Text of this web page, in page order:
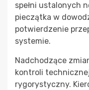
spełni ustalonych
pieczątka w
potwierdzenie
systemie.
Nadchodzące
kontroli
rygorystyczny.